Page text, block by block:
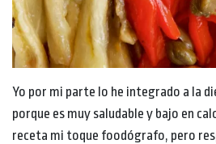
Yo por mi parte lo he integrado a la
porque es muy saludable y bajo en
receta mi toque foodógrafo, pero